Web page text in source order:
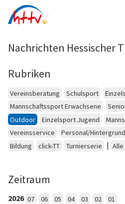
Inhalt
Nachrichten Hessischer
Rubriken
Vereinsberatung Schulsport
Mannschaftssport Erwachsene
Outdoor
Einzelsport Jugend
Vereinsservice
Personal/Hintergrund
Bildung
click-TT Turnierserie | Alle
Zeitraum
2026 07 06 05 04 03 02 01